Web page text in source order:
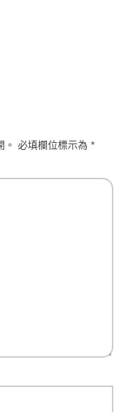
必填欄位標示為*